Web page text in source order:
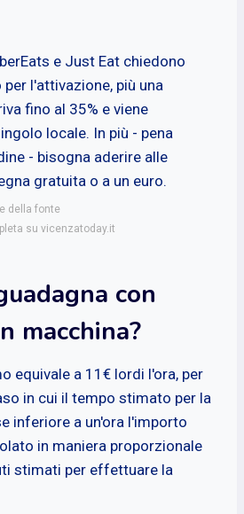
e Just Eat chiedono
l'attivazione, più una
fino al 35% e viene
locale. In più - pena
- bisogna aderire alle
gratuita o a un euro.
della fonte
su vicenzatoday.it
con
macchina?
equivale a 11€ lordi l'ora, per
in cui il tempo stimato per la
inferiore a un'ora l'importo
in maniera proporzionale
stimati per effettuare la